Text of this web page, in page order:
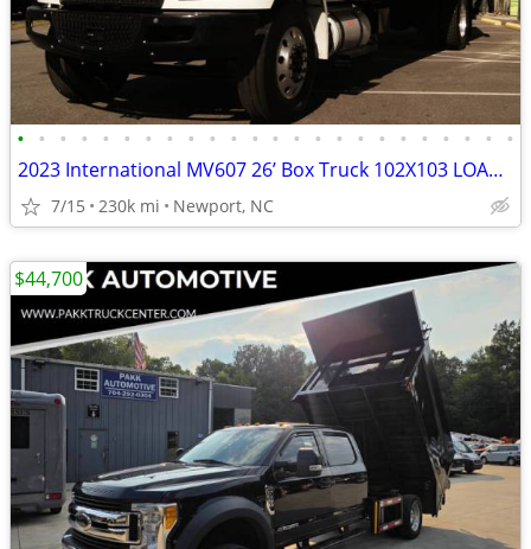
• • • • • • • • • • • • • • • • • • • • • • • •
2023 International MV607 26’ Box Truck 102X103 LOADED 38
7/15 230k mi Newport, NC
$44,700